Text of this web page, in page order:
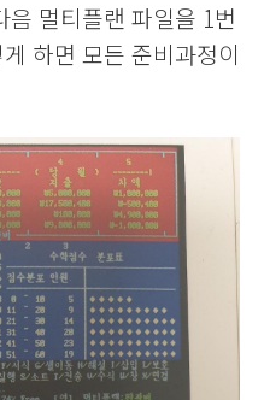
멀티플랜 파일을 1번
하면 모든 준비과정이